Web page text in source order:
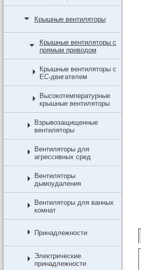
Крышные вентиляторы
Крышные вентиляторы с
прямым приводом
Крышные вентиляторы с
EC-двигателем
Высокотемпературные
крышные вентиляторы
Взрывозащищенные
вентиляторы
Вентиляторы для
агрессивных сред
Вентиляторы
дымоудаления
Вентиляторы для ванных
комнат
Принадлежности
Электрические
принадлежности